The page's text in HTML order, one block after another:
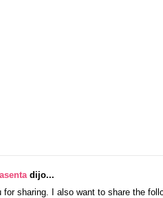
dijo...
sharing. I also want to share the